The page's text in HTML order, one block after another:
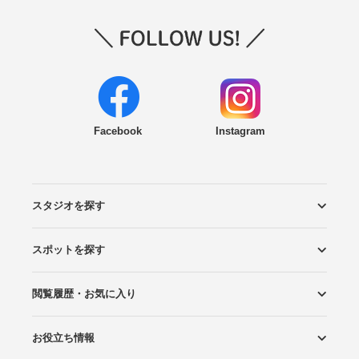
Facebook Instagram
スタジオを探す
エリアから探す
こだわりから探す
NEW PHOTO STYLE
プランから探す
フォトタイプ診断
フォトグラファーから探す
国内リゾートから探す
スポットを探す
ロケーションから探す
スタジオから探す
閲覧履歴・お気に入り
閲覧スタジオ
お気に入り
お役立ち情報